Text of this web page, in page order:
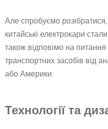
Але спробуємо
китайські електрокари
також відповімо на питання
транспортних засобів від
або Америки.
Технології та